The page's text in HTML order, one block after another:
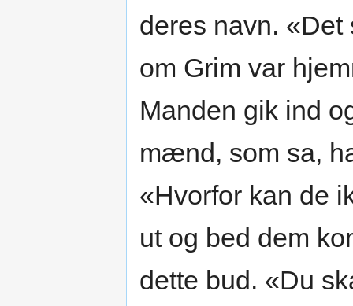
deres navn.
om Grim var
Manden gik ind
mænd, som sa,
«Hvorfor kan de
ut og bed dem
dette bud. «Du